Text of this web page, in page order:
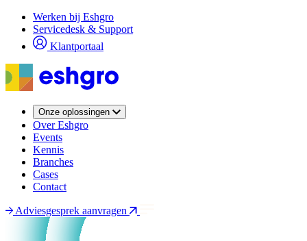
Overslaan
inhoud
gaan
Werken bij Eshgro
Servicedesk & Support
Klantportaal
Onze oplossingen
Over Eshgro
Events
Kennis
Branches
Cases
Contact
Adviesgesprek aanvragen